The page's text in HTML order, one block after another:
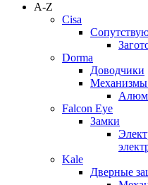
A-Z
Cisa
Dorma
Доводчики
Механизмы
Falcon Eye
Замки
Kale
Дверные